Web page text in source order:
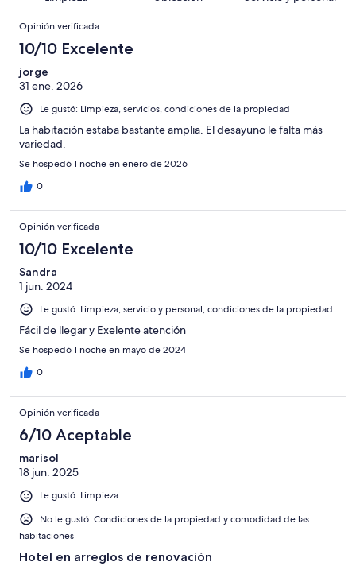
opiniones
de
1003
opiniones
30
de
opiniones
Terrible.
Basada
de
1003
opiniones
Opiniones
Opinión verificada
10/10 Excelente
jorge
31 ene. 2026
Le gustó: Limpieza, servicios, condiciones de la propiedad
La habitación estaba bastante amplia. El desayuno le falta más
variedad.
Se hospedó 1 noche en enero de 2026
0
Opinión verificada
10/10 Excelente
Sandra
1 jun. 2024
Le gustó: Limpieza, servicio y personal, condiciones de la propiedad
Fácil de llegar y Exelente atención
Se hospedó 1 noche en mayo de 2024
0
Opinión verificada
6/10 Aceptable
marisol
18 jun. 2025
Le gustó: Limpieza
No le gustó: Condiciones de la propiedad y comodidad de las
habitaciones
Hotel en arreglos de renovación